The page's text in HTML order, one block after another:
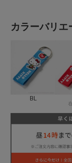
カラーバリエ
BL